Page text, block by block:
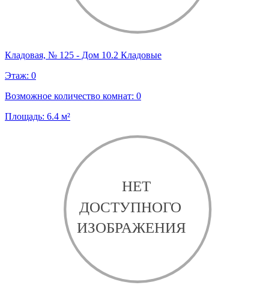
Кладовая, № 125 - Дом 10.2 Кладовые
Этаж: 0
Возможное количество комнат: 0
Площадь: 6.4 м²